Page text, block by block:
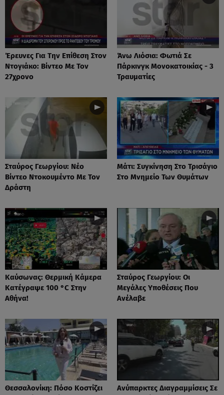
Έρευνες Για Την Επίθεση Στον
Ντογιάκο: Βίντεο Με Τον
27χρονο
Άνω Λιόσια: Φωτιά Σε
Πάρκινγκ Μονοκατοικίας - 3
Τραυματίες
Σταύρος Γεωργίου: Νέο
Βίντεο Ντοκουμέντο Με Τον
Δράστη
Μάτι: Συγκίνηση Στο Τρισάγιο
Στο Μνημείο Των Θυμάτων
Καύσωνας: Θερμική Κάμερα
Κατέγραψε 100 °C Στην
Αθήνα!
Σταύρος Γεωργίου: Οι
Μεγάλες Υποθέσεις Που
Ανέλαβε
Θεσσαλονίκη: Πόσο Κοστίζει
Ανύπαρκτες Διαγραμμίσεις Σε